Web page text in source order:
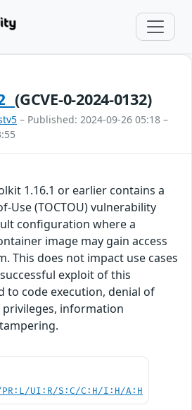
(GCVE-0-2024-0132)
– Published: 2024-09-26 05:18 –
1.16.1 or earlier contains a
Use (TOCTOU) vulnerability
configuration where a
image may gain access
This does not impact use cases
exploit of this
to code execution, denial of
privileges, information
PR:L/UI:R/S:C/C:H/I:H/A:H